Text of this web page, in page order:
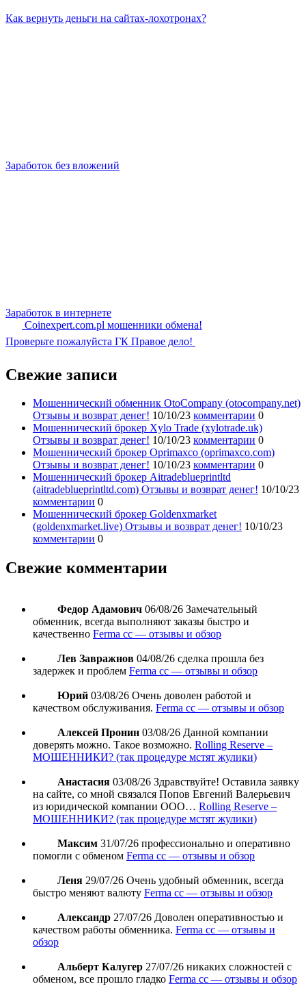
Как вернуть деньги на сайтах-лохотронах?
Заработок без вложений
Заработок в интернете
Coinexpert.com.pl мошенники обмена!
Проверьте пожалуйста ГК Правое дело!
Свежие записи
Мошеннический обменник OtoCompany (otocompany.net)
Отзывы и возврат денег! 10/10/23 комментарии 0
Мошеннический брокер Xylo Trade (xylotrade.uk)
Отзывы и возврат денег! 10/10/23 комментарии 0
Мошеннический брокер Oprimaxco (oprimaxco.com)
Отзывы и возврат денег! 10/10/23 комментарии 0
Мошеннический брокер Aitradeblueprintltd
(aitradeblueprintltd.com) Отзывы и возврат денег! 10/10/23
комментарии 0
Мошеннический брокер Goldenxmarket
(goldenxmarket.live) Отзывы и возврат денег! 10/10/23
комментарии 0
Свежие комментарии
Федор Адамович 06/08/26 Замечательный
обменник, всегда выполняют заказы быстро и
качественно Ferma cc — отзывы и обзор
Лев Завражнов 04/08/26 сделка прошла без
задержек и проблем Ferma cc — отзывы и обзор
Юрий 03/08/26 Очень доволен работой и
качеством обслуживания. Ferma cc — отзывы и обзор
Алексей Пронин 03/08/26 Данной компании
доверять можно. Такое возможно. Rolling Reserve –
МОШЕННИКИ? (так процедуре мстят жулики)
Анастасия 03/08/26 Здравствуйте! Оставила заявку
на сайте, со мной связался Попов Евгений Валерьевич
из юридической компании ООО… Rolling Reserve –
МОШЕННИКИ? (так процедуре мстят жулики)
Максим 31/07/26 профессионально и оперативно
помогли с обменом Ferma cc — отзывы и обзор
Леня 29/07/26 Очень удобный обменник, всегда
быстро меняют валюту Ferma cc — отзывы и обзор
Александр 27/07/26 Доволен оперативностью и
качеством работы обменника. Ferma cc — отзывы и
обзор
Альберт Калугер 27/07/26 никаких сложностей с
обменом, все прошло гладко Ferma cc — отзывы и обзор